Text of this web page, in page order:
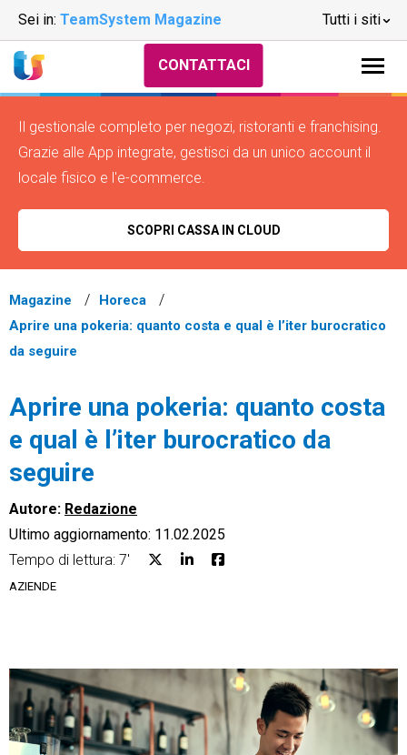
Sei in: TeamSystem Magazine Tutti i siti
Ecommerce
Email Marketing
Financial Solutions
HR
Trust Services
CONTATTACI
Il gestionale completo per negozi, ristoranti e franchising.
Grazie alle App integrate, gestisci da un unico account il
locale fisico e l'e-commerce.
SCOPRI CASSA IN CLOUD
Magazine
Horeca
Aprire una pokeria: quanto costa e qual è l’iter burocratico
da seguire
Aprire una pokeria: quanto costa
e qual è l’iter burocratico da
seguire
Autore: Redazione
Ultimo aggiornamento: 11.02.2025
Tempo di lettura: 7'
AZIENDE